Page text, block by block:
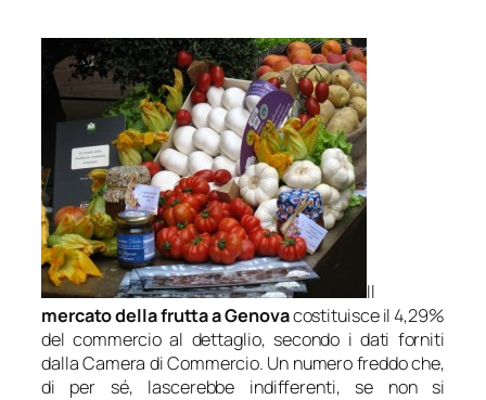
Il
mercato della frutta a Genovacostituisce il 4,29%
del commercio al dettaglio, secondo i dati forniti
dalla Camera di Commercio. Un numero freddo che,
di per sé, lascerebbe indifferenti, se non si